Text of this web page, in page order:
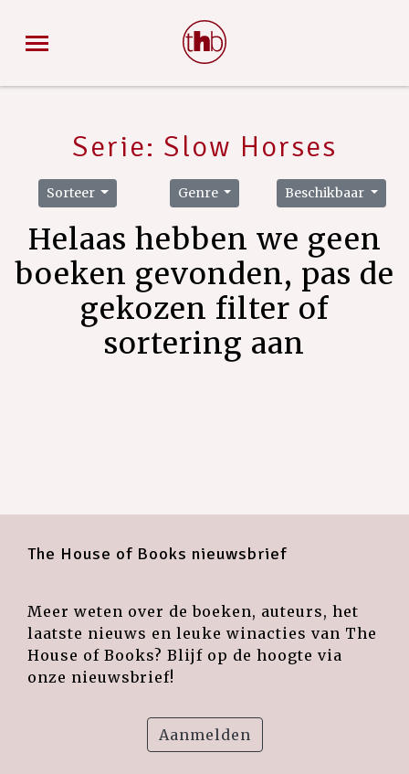
Serie: Slow Horses
Sorteer Genre Beschikbaar
Helaas hebben we geen
boeken gevonden, pas de
gekozen filter of
sortering aan
The House of Books nieuwsbrief
Meer weten over de boeken, auteurs, het
laatste nieuws en leuke winacties van The
House of Books? Blijf op de hoogte via
onze nieuwsbrief!
Aanmelden